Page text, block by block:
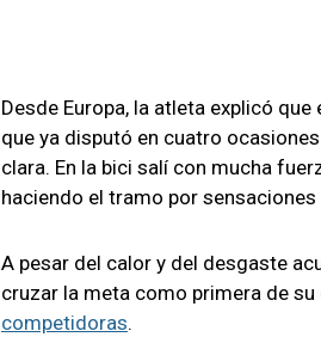
Desde Europa, la atleta explicó
que ya disputó en cuatro
clara. En la bici salí con mucha
haciendo el tramo por
A pesar del calor y del desgaste
cruzar la meta como primera de
competidoras.